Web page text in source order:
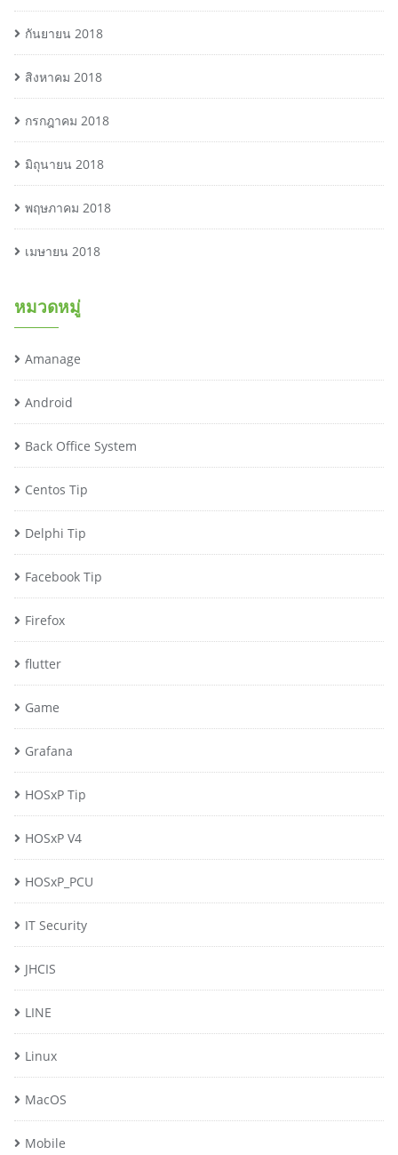
กันยายน 2018
สิงหาคม 2018
กรกฎาคม 2018
มิถุนายน 2018
พฤษภาคม 2018
เมษายน 2018
หมวดหมู่
Amanage
Android
Back Office System
Centos Tip
Delphi Tip
Facebook Tip
Firefox
flutter
Game
Grafana
HOSxP Tip
HOSxP V4
HOSxP_PCU
IT Security
JHCIS
LINE
Linux
MacOS
Mobile